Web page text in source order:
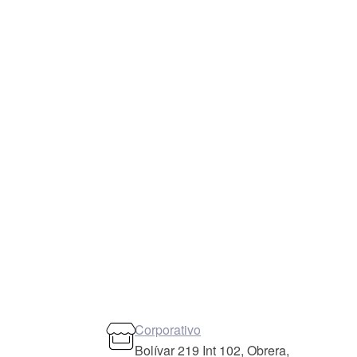
Corporativo
Bolívar 219 Int 102, Obrera,